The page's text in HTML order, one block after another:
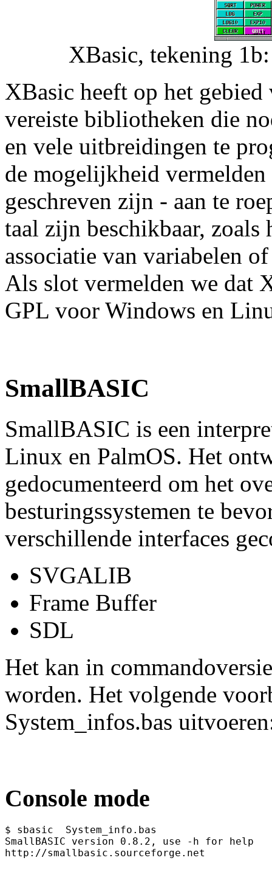
XBasic, tekening
XBasic heeft op het gebied
vereiste bibliotheken die
en vele uitbreidingen te
de mogelijkheid
geschreven zijn - aan te
taal zijn beschikbaar, zoals
associatie van variabelen
Als slot vermelden we dat
GPL voor Windows en
SmallBASIC
SmallBASIC is een
Linux en PalmOS. Het
gedocumenteerd om het
besturingssystemen te
verschillende interfaces
SVGALIB
Frame Buffer
SDL
Het kan in
worden. Het volgende
System_infos.bas
Console mode
$ sbasic  System_info.bas
SmallBASIC version 0.8.2, use -h for help
http://smallbasic.sourceforge.net